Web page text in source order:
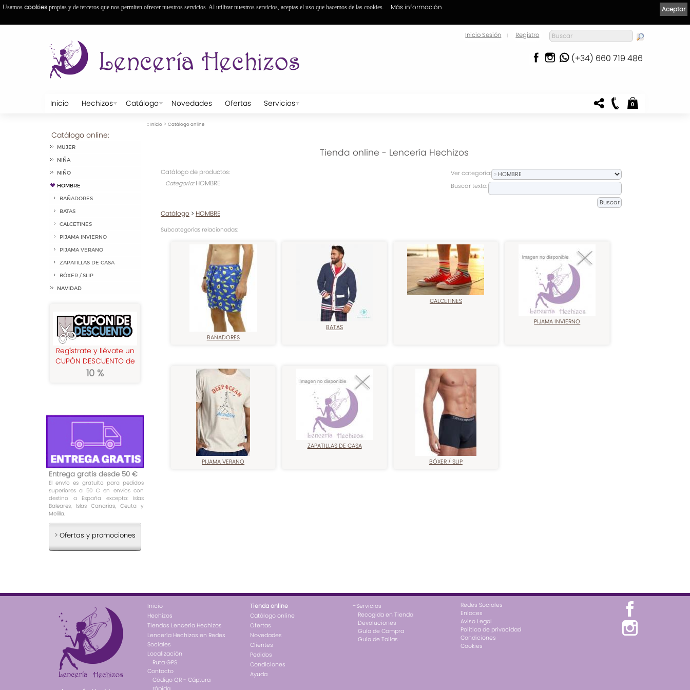
Inicio Sesión | Registro
(+34) 660 719 486
Inicio Hechizos Catálogo Novedades Ofertas Servicios 0
Catálogo online:
MUJER
NIÑA
NIÑO
HOMBRE
BAÑADORES
BATAS
CALCETINES
PIJAMA INVIERNO
PIJAMA VERANO
ZAPATILLAS DE CASA
BÓXER / SLIP
NAVIDAD
Regístrate y llévate un
CUPÓN DESCUENTO de
10 %
Entrega gratis desde 50 €
El envío es gratuíto para pedidos
superiores a 50 € en envíos con
destino a España excepto: Islas
Baleares, Islas Canarias, Ceuta y
Melilla.
> Ofertas y promociones
:: Inicio > Catálogo online
Tienda online - Lencería Hechizos
Catálogo de productos:
Categoría:HOMBRE
Ver categoría:
Buscar texto:
Catálogo > HOMBRE
Subcategorías relacionadas:
BAÑADORES
BATAS
CALCETINES
PIJAMA INVIERNO
PIJAMA VERANO
ZAPATILLAS DE CASA
BÓXER / SLIP
Inicio
Hechizos
Tiendas Lencería Hechizos
Lencería Hechizos en Redes
Sociales
Localización
Ruta GPS
Contacto
Código QR - Cáptura
Tienda online
Catálogo online
Ofertas
Novedades
Clientes
Pedidos
Condiciones
Ayuda
-Servicios
Recogida en Tienda
Devoluciones
Guía de Compra
Guía de Tallas
Redes Sociales
Enlaces
Aviso Legal
Política de privacidad
Condiciones
Cookies
Aceptar
Usamos cookies propias y de terceros que nos permiten ofrecer nuestros servicios. Al utilizar nuestros servicios, aceptas el uso que hacemos de las cookies. Más información